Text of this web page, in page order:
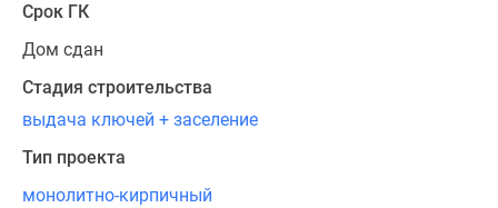
Срок ГК
Дом сдан
Стадия строительства
выдача ключей + заселение
Тип проекта
монолитно-кирпичный